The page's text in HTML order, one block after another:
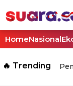
HomeNasional
🔥 Trending